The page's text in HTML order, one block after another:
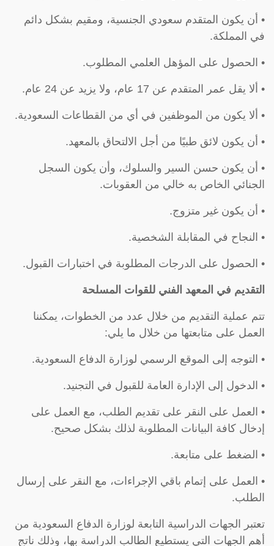
• أن يكون المتقدم سعودي الجنسية، ومقيم بشكل دائم
في المملكة.
• الحصول على المؤهل العلمي المطلوب.
• ألا يقل عمر المتقدم عن 17 عام، ولا يزيد عن 24 عام.
• ألا يكون من الموظفين في أي من القطاعات السعودية.
• أن يكون لائق طبيًا من أجل الالتحاق بالمعهد.
• أن يكون حسن السير والسلوك، وأن يكون السجل
الجنائي الخاص به خالي من العقوبات.
• أن يكون غير متزوج.
• النجاح في المقابلة الشخصية.
• الحصول على الدرجات المطلوبة في اختبارات القبول.
التقديم في المعهد الفني للقوات المسلحة
تتم عملية التقديم من خلال عدد من الخطوات، يمكننا
العمل على متابعتها من خلال ما يلي:
• التوجه إلى الموقع الرسمي لوزارة الدفاع السعودية.
• الدخول إلى الإدارة العامة للقبول في التجنيد.
• العمل على النقر على تقديم الطلب، مع العمل على
إدخال كافة البيانات المطلوبة لذلك بشكل صحيح.
• الضغط على متابعة.
• العمل على إتمام باقي الإجراءات، مع النقر على إرسال
الطلب.
تعتبر الجهات الدراسية التابعة لوزارة الدفاع السعودية من
أهم الجهات التي يستطيع الطالب الدراسة بها، وذلك ناتج